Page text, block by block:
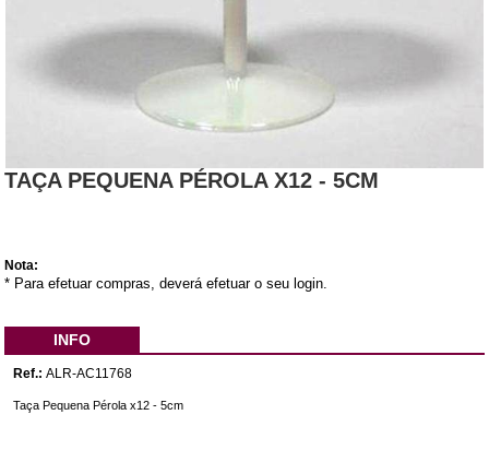
TAÇA PEQUENA PÉROLA X12 - 5CM
Nota:
* Para efetuar compras, deverá efetuar o seu login.
INFO
Ref.: ALR-AC11768
Taça Pequena Pérola x12 - 5cm